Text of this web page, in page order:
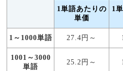
1単語あたりの
単価
1
1～1000単語 27.4円～
1001～3000
単語
25.2円～